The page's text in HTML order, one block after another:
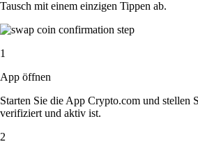
Tausch mit einem einzigen Tippen ab.
1
App öffnen
Starten Sie die App Crypto.com und stellen
verifiziert und aktiv ist.
2